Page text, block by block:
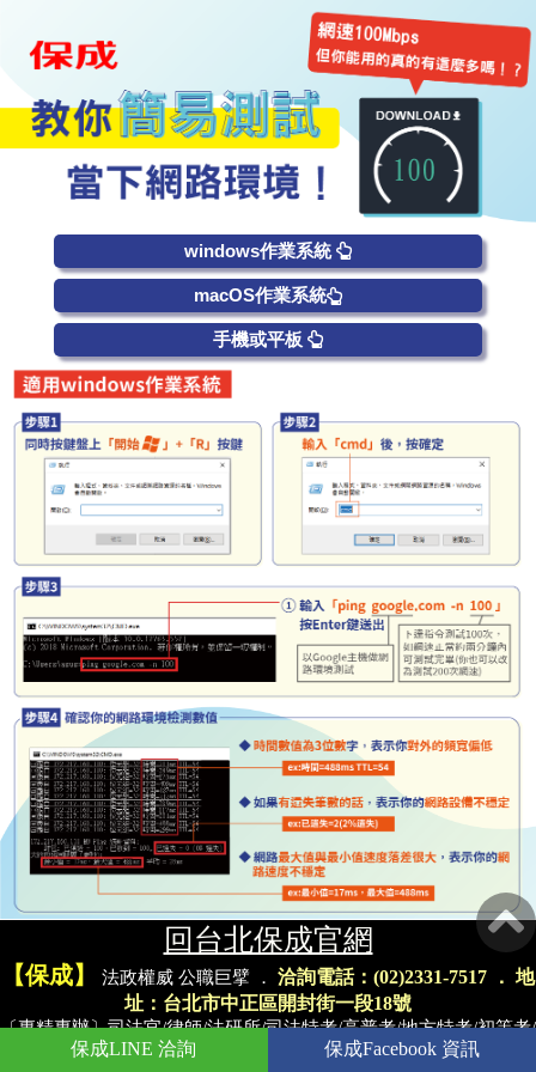
windows作業系統
macOS作業系統
手機或平板
回台北保成官網
【保成】 法政權威 公職巨擘 ． 洽詢電話：(02)2331-7517 ． 地
址：台北市中正區開封街一段18號
〔專精專辦〕司法官/律師/法研所/司法特考/高普考/地方特考/初等考/
一般警察特考/警專/調查局特考/國營事業/各類特考/專業證照
保成LINE 洽詢 保成Facebook資訊